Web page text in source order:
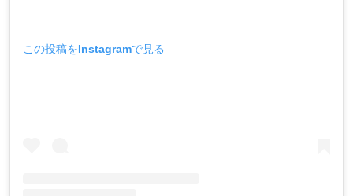
この投稿をInstagramで見る